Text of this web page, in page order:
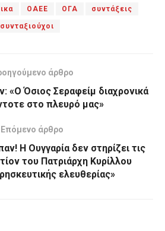
ικα ΟΑΕΕ ΟΓΑ συντάξεις
συνταξιούχοι
άρθρο
«Ο Όσιος Σεραφείμ διαχρονικά
στο πλευρό μας»
Επόμενο άρθρο
Η Ουγγαρία δεν στηρίζει τις
του Πατριάρχη Κυρίλλου
ελευθερίας»